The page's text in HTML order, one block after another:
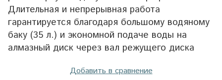
Длительная и непрерывная работа
гарантируется благодаря большому водяному
баку (35 л.) и экономной подаче воды на
алмазный диск через вал режущего диска
Добавить в сравнение